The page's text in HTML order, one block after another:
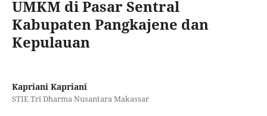
UMKM di Pasar Sentral
Kabupaten Pangkajene dan
Kepulauan
Kapriani Kapriani
STIE Tri Dharma Nusantara Makassar